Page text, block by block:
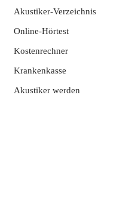
Akustiker-Verzeichnis
Online-Hörtest
Kostenrechner
Krankenkasse
Akustiker werden